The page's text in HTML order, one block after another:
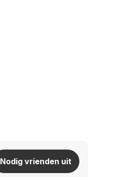
Nodig vrienden uit